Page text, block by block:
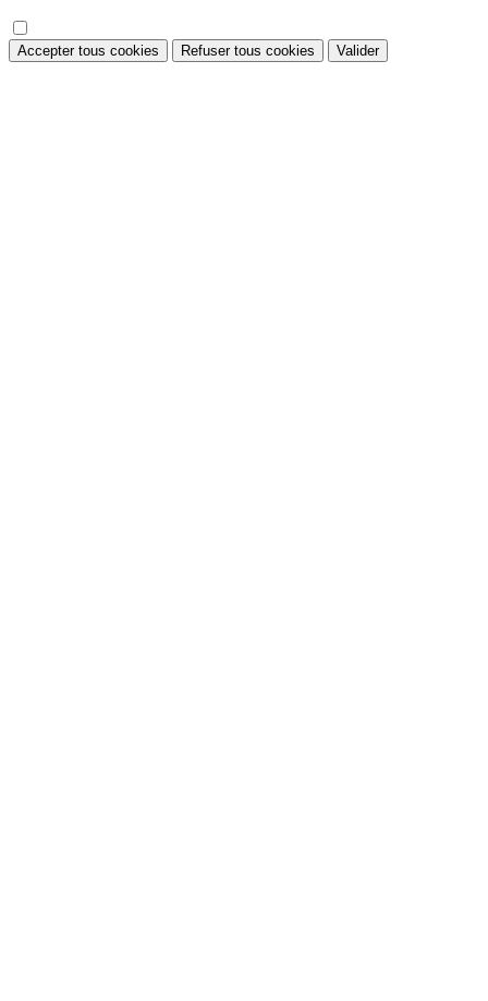
Accepter tous cookies Refuser tous cookies Valider